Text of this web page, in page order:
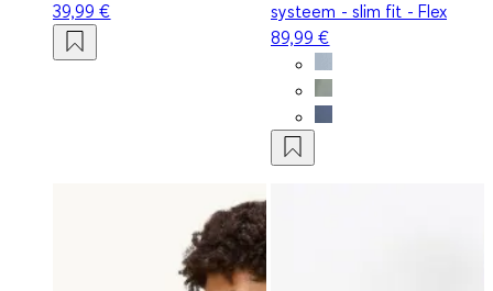
39,99 €
systeem - slim fit - Flex
89,99 €